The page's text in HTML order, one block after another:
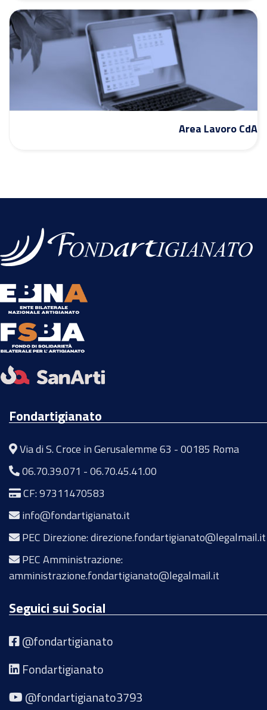
Area Lavoro CdA
Fondartigianato
Via di S. Croce in Gerusalemme 63 - 00185 Roma
06.70.39.071 -06.70.45.41.00
CF: 97311470583
info@fondartigianato.it
PEC Direzione: direzione.fondartigianato@legalmail.it
PEC Amministrazione:
amministrazione.fondartigianato@legalmail.it
Seguici sui Social
@fondartigianato
Fondartigianato
@fondartigianato3793